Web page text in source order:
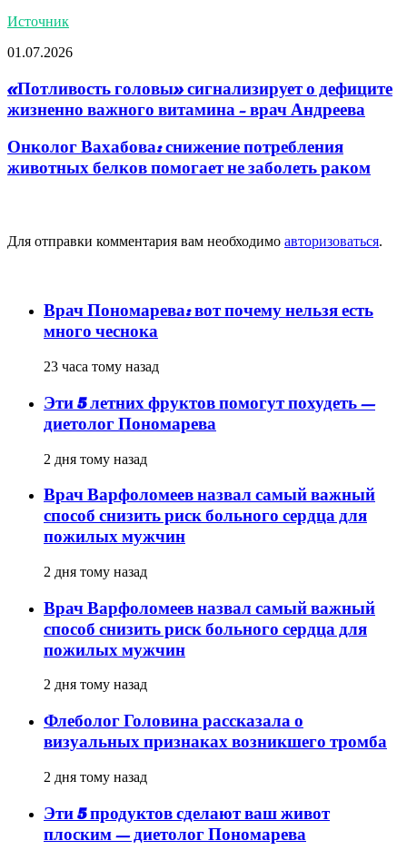
Источник
01.07.2026
«Потливость головы» сигнализирует о дефиците
жизненно важного витамина - врач Андреева
Онколог Вахабова: снижение потребления
животных белков помогает не заболеть раком
Для отправки комментария вам необходимо авторизоваться.
Врач Пономарева: вот почему нельзя есть
много чеснока
23 часа тому назад
Эти 5 летних фруктов помогут похудеть —
диетолог Пономарева
2 дня тому назад
Врач Варфоломеев назвал самый важный
способ снизить риск больного сердца для
пожилых мужчин
2 дня тому назад
Врач Варфоломеев назвал самый важный
способ снизить риск больного сердца для
пожилых мужчин
2 дня тому назад
Флеболог Головина рассказала о
визуальных признаках возникшего тромба
2 дня тому назад
Эти 5 продуктов сделают ваш живот
плоским — диетолог Пономарева